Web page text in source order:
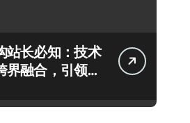
站长必知：技术
界融合，引领科